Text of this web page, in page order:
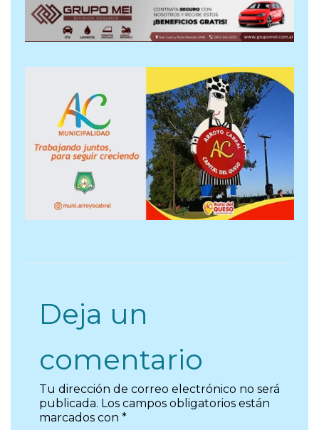
Deja un
comentario
Tu dirección de correo electrónico no será
publicada. Los campos obligatorios están
marcados con